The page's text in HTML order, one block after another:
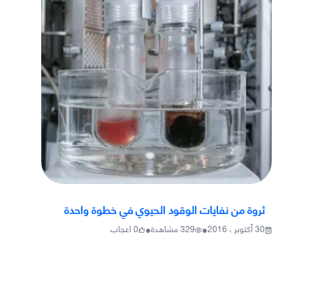
ثروة من نفايات الوقود الحيوي في خطوة واحدة
30 أكتوبر ، 2016 •
329مشاهدة•
0اعجاب